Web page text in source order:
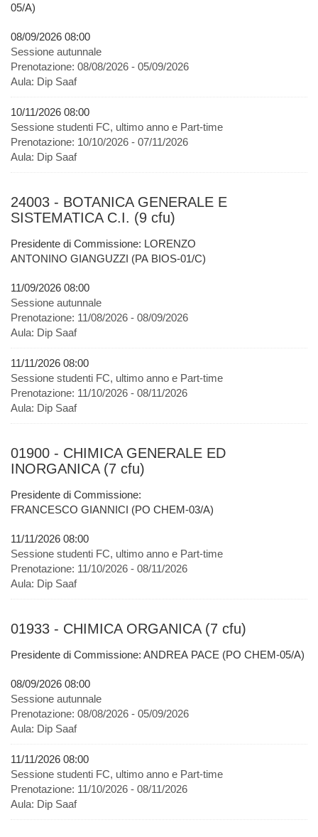
05/A)
08/09/2026 08:00
Sessione autunnale
Prenotazione: 08/08/2026 - 05/09/2026
Aula: Dip Saaf
10/11/2026 08:00
Sessione studenti FC, ultimo anno e Part-time
Prenotazione: 10/10/2026 - 07/11/2026
Aula: Dip Saaf
24003 - BOTANICA GENERALE E
SISTEMATICA C.I. (9 cfu)
Presidente di Commissione: LORENZO
ANTONINO GIANGUZZI (PA BIOS-01/C)
11/09/2026 08:00
Sessione autunnale
Prenotazione: 11/08/2026 - 08/09/2026
Aula: Dip Saaf
11/11/2026 08:00
Sessione studenti FC, ultimo anno e Part-time
Prenotazione: 11/10/2026 - 08/11/2026
Aula: Dip Saaf
01900 - CHIMICA GENERALE ED
INORGANICA (7 cfu)
Presidente di Commissione:
FRANCESCO GIANNICI (PO CHEM-03/A)
11/11/2026 08:00
Sessione studenti FC, ultimo anno e Part-time
Prenotazione: 11/10/2026 - 08/11/2026
Aula: Dip Saaf
01933 - CHIMICA ORGANICA (7 cfu)
Presidente di Commissione: ANDREA PACE (PO CHEM-05/A)
08/09/2026 08:00
Sessione autunnale
Prenotazione: 08/08/2026 - 05/09/2026
Aula: Dip Saaf
11/11/2026 08:00
Sessione studenti FC, ultimo anno e Part-time
Prenotazione: 11/10/2026 - 08/11/2026
Aula: Dip Saaf